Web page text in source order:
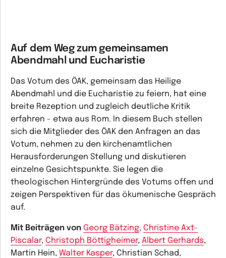
Auf dem Weg zum gemeinsamen
Abendmahl und Eucharistie
Das Votum des ÖAK, gemeinsam das Heilige
Abendmahl und die Eucharistie zu feiern, hat eine
breite Rezeption und zugleich deutliche Kritik
erfahren - etwa aus Rom. In diesem Buch stellen
sich die Mitglieder des ÖAK den Anfragen an das
Votum, nehmen zu den kirchenamtlichen
Herausforderungen Stellung und diskutieren
einzelne Gesichtspunkte. Sie legen die
theologischen Hintergründe des Votums offen und
zeigen Perspektiven für das ökumenische Gespräch
auf.
Mit Beiträgen von Georg Bätzing, Christine Axt-
Piscalar, Christoph Böttigheimer, Albert Gerhards,
Martin Hein, Walter Kasper, Christian Schad,